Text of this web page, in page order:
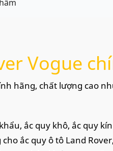
Vogue
hãng, chất lượng cao
ắc quy khô, ắc quy
ắc quy ô tô Land